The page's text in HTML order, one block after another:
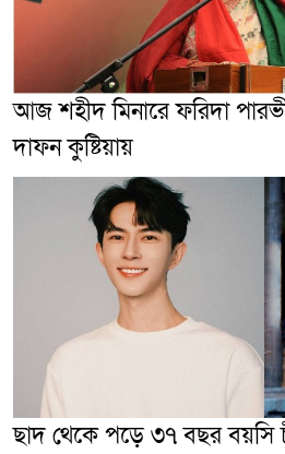
আজ শহীদ মিনারে ফরিদা
দাফন কুষ্টিয়ায়
ছাদ থেকে পড়ে ৩৭ বছর বয়সি